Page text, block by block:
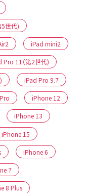
5世代)
iPad mini2
Pro 11（第2世代)
iPad Pro 9.7
iPhone 12
iPhone 13
iPhone 15
iPhone 6
7
8 Plus